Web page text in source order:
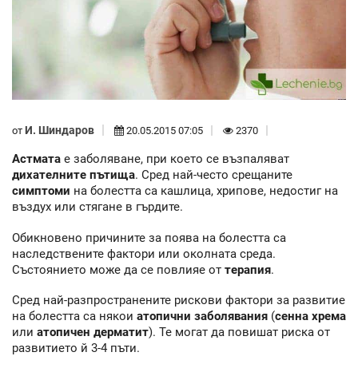
от И. Шиндаров 20.05.2015 07:05 2370
Астмата е заболяване, при което се възпаляват
дихателните пътища. Сред най-често срещаните
симптоми на болестта са кашлица, хрипове, недостиг на
въздух или стягане в гърдите.
Обикновено причините за поява на болестта са
наследствените фактори или околната среда.
Състоянието може да се повлияе от терапия.
Сред най-разпространените рискови фактори за развитие
на болестта са някои атопични заболявания (сенна хрема
или атопичен дерматит). Те могат да повишат риска от
развитието й 3-4 пъти.